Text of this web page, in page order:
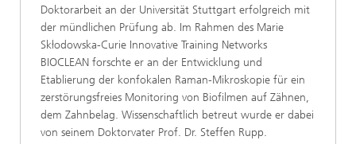
Doktorarbeit an der Universität Stuttgart erfolgreich mit
der mündlichen Prüfung ab. Im Rahmen des Marie
Skłodowska-Curie Innovative Training Networks
BIOCLEAN forschte er an der Entwicklung und
Etablierung der konfokalen Raman-Mikroskopie für ein
zerstörungsfreies Monitoring von Biofilmen auf Zähnen,
dem Zahnbelag. Wissenschaftlich betreut wurde er dabei
von seinem Doktorvater Prof. Dr. Steffen Rupp.